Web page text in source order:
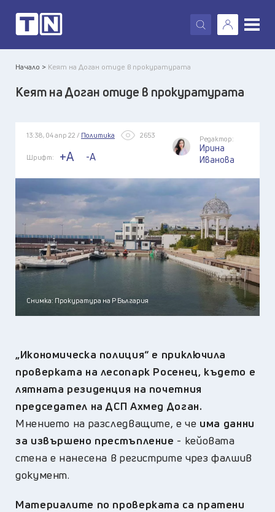
X
Начало > Кеят на Доган отиде в прокуратурата
Кеят на Доган отиде в прокуратурата
13:38, 04 апр 22 / Политика 2653
Шрифт: +A -A
Редактор:
Ирина
Иванова
Снимка: Прокуратура на Р България
„Икономическа полиция“ е приключила
проверката на лесопарк Росенец, където е
лятната резиденция на почетния
председател на ДСП Ахмед Доган.
Мнението на разследващите, е че има данни
за извършено престъпление - кейовата
стена е нанесена в регистрите чрез фалшив
документ.
Материалите по проверката са пратени